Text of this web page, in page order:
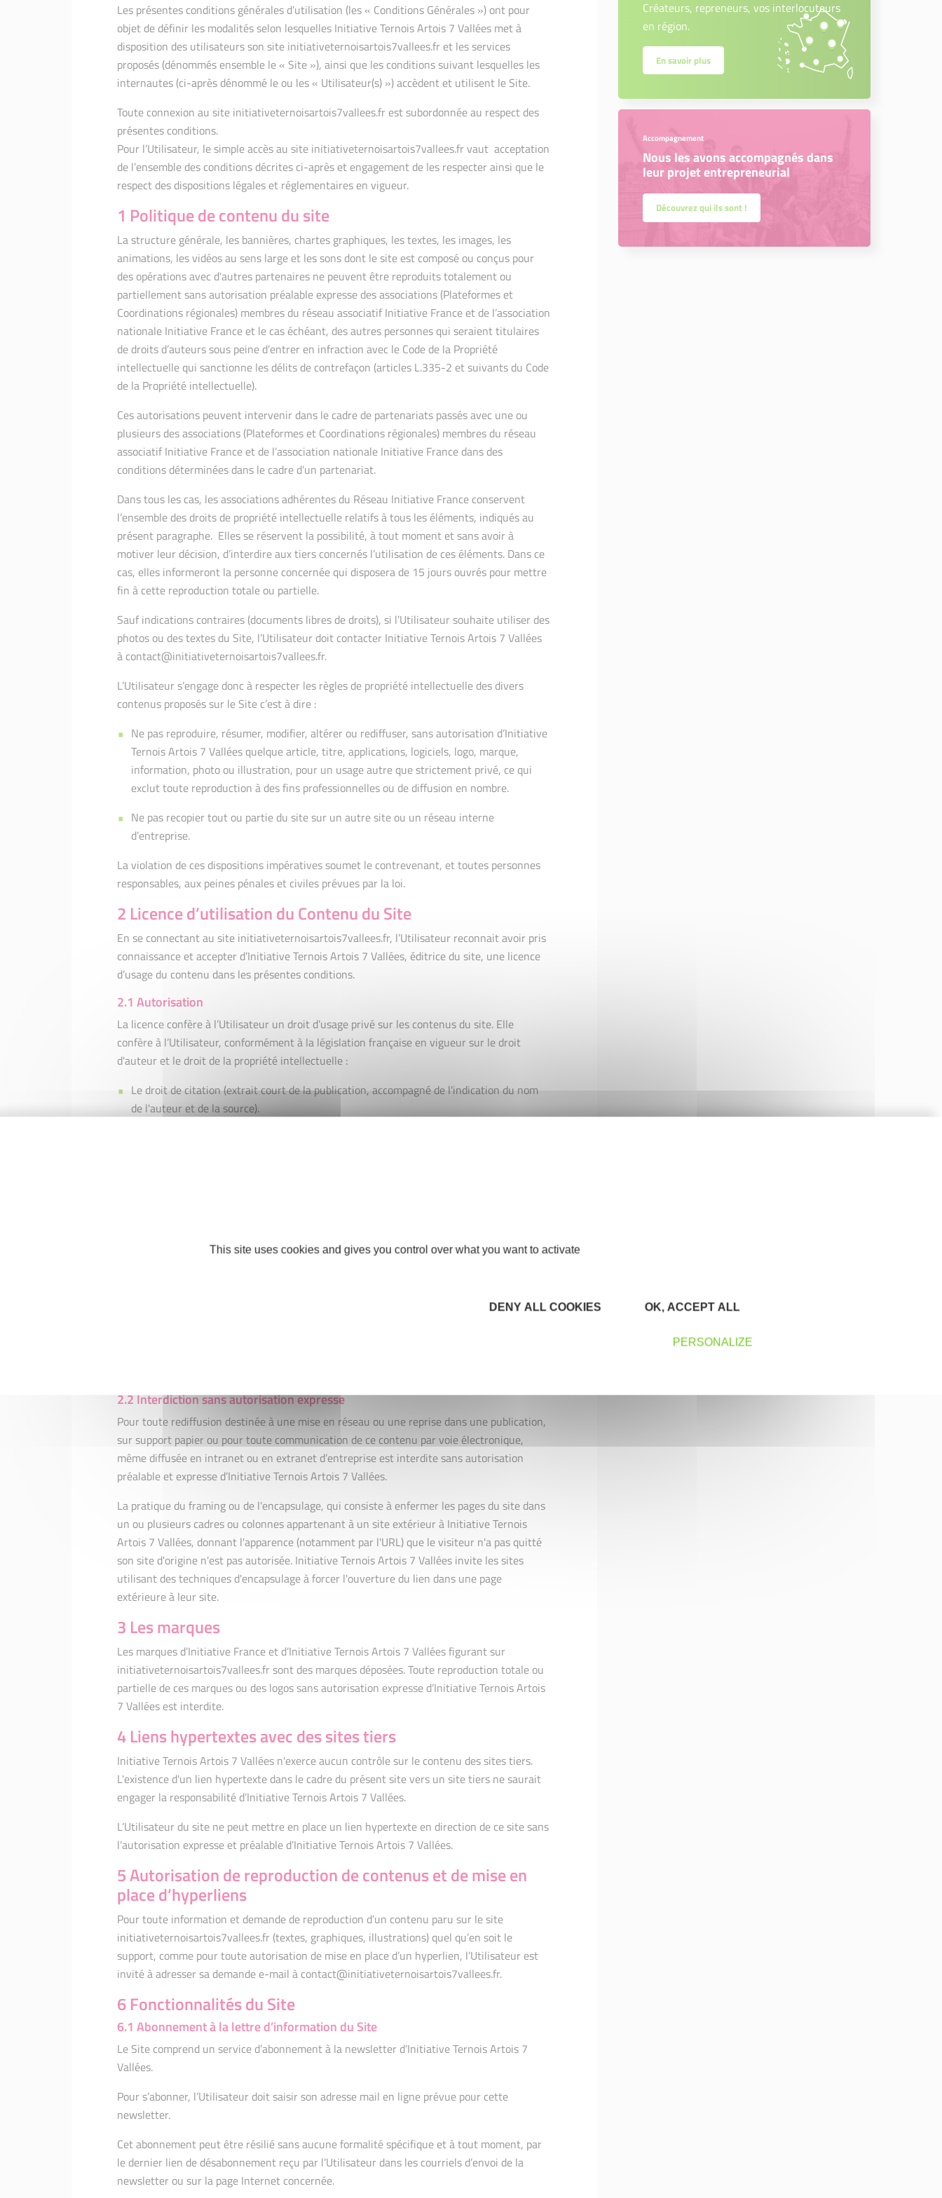
Les présentes conditions générales d’utilisation (les « Conditions Générales ») ont pour
objet de définir les modalités selon lesquelles Initiative Ternois Artois 7 Vallées met à
disposition des utilisateurs son site initiativeternoisartois7vallees.fr et les services
proposés (dénommés ensemble le « Site »), ainsi que les conditions suivant lesquelles les
internautes (ci-après dénommé le ou les « Utilisateur(s) ») accèdent et utilisent le Site.
Toute connexion au site initiativeternoisartois7vallees.fr est subordonnée au respect des
présentes conditions.
Pour l’Utilisateur, le simple accès au site initiativeternoisartois7vallees.fr vaut acceptation
de l’ensemble des conditions décrites ci-après et engagement de les respecter ainsi que le
respect des dispositions légales et réglementaires en vigueur.
1 Politique de contenu du site
La structure générale, les bannières, chartes graphiques, les textes, les images, les
animations, les vidéos au sens large et les sons dont le site est composé ou conçus pour
des opérations avec d'autres partenaires ne peuvent être reproduits totalement ou
partiellement sans autorisation préalable expresse des associations (Plateformes et
Coordinations régionales) membres du réseau associatif Initiative France et de l’association
nationale Initiative France et le cas échéant, des autres personnes qui seraient titulaires
de droits d’auteurs sous peine d’entrer en infraction avec le Code de la Propriété
intellectuelle qui sanctionne les délits de contrefaçon (articles L.335-2 et suivants du Code
de la Propriété intellectuelle).
Ces autorisations peuvent intervenir dans le cadre de partenariats passés avec une ou
plusieurs des associations (Plateformes et Coordinations régionales) membres du réseau
associatif Initiative France et de l’association nationale Initiative France dans des
conditions déterminées dans le cadre d’un partenariat.
Dans tous les cas, les associations adhérentes du Réseau Initiative France conservent
l’ensemble des droits de propriété intellectuelle relatifs à tous les éléments, indiqués au
présent paragraphe. Elles se réservent la possibilité, à tout moment et sans avoir à
motiver leur décision, d’interdire aux tiers concernés l’utilisation de ces éléments. Dans ce
cas, elles informeront la personne concernée qui disposera de 15 jours ouvrés pour mettre
fin à cette reproduction totale ou partielle.
Sauf indications contraires (documents libres de droits), si l’Utilisateur souhaite utiliser des
photos ou des textes du Site, l’Utilisateur doit contacter Initiative Ternois Artois 7 Vallées
à contact@initiativeternoisartois7vallees.fr.
L’Utilisateur s’engage donc à respecter les règles de propriété intellectuelle des divers
contenus proposés sur le Site c’est à dire :
Ne pas reproduire, résumer, modifier, altérer ou rediffuser, sans autorisation d’Initiative
Ternois Artois 7 Vallées quelque article, titre, applications, logiciels, logo, marque,
information, photo ou illustration, pour un usage autre que strictement privé, ce qui
exclut toute reproduction à des fins professionnelles ou de diffusion en nombre.
Ne pas recopier tout ou partie du site sur un autre site ou un réseau interne
d’entreprise.
La violation de ces dispositions impératives soumet le contrevenant, et toutes personnes
responsables, aux peines pénales et civiles prévues par la loi.
2 Licence d’utilisation du Contenu du Site
En se connectant au site initiativeternoisartois7vallees.fr, l’Utilisateur reconnait avoir pris
connaissance et accepter d’Initiative Ternois Artois 7 Vallées, éditrice du site, une licence
d’usage du contenu dans les présentes conditions.
2.1 Autorisation
La licence confère à l’Utilisateur un droit d’usage privé sur les contenus du site. Elle
confère à l’Utilisateur, conformément à la législation française en vigueur sur le droit
d'auteur et le droit de la propriété intellectuelle :
Le droit de citation (extrait court de la publication, accompagné de l'indication du nom
de l'auteur et de la source).
Vallées dégage cependant toute responsabilité vis-à-vis des modifications que
2.2 Interdiction sans autorisation expresse
Pour toute rediffusion destinée à une mise en réseau ou une reprise dans une publication,
sur support papier ou pour toute communication de ce contenu par voie électronique,
même diffusée en intranet ou en extranet d’entreprise est interdite sans autorisation
préalable et expresse d’Initiative Ternois Artois 7 Vallées.
La pratique du framing ou de l'encapsulage, qui consiste à enfermer les pages du site dans
un ou plusieurs cadres ou colonnes appartenant à un site extérieur à Initiative Ternois
Artois 7 Vallées, donnant l'apparence (notamment par l'URL) que le visiteur n'a pas quitté
son site d'origine n'est pas autorisée. Initiative Ternois Artois 7 Vallées invite les sites
utilisant des techniques d'encapsulage à forcer l'ouverture du lien dans une page
extérieure à leur site.
3 Les marques
Les marques d’Initiative France et d’Initiative Ternois Artois 7 Vallées figurant sur
initiativeternoisartois7vallees.fr sont des marques déposées. Toute reproduction totale ou
partielle de ces marques ou des logos sans autorisation expresse d’Initiative Ternois Artois
7 Vallées est interdite.
4 Liens hypertextes avec des sites tiers
Initiative Ternois Artois 7 Vallées n'exerce aucun contrôle sur le contenu des sites tiers.
L'existence d'un lien hypertexte dans le cadre du présent site vers un site tiers ne saurait
engager la responsabilité d’Initiative Ternois Artois 7 Vallées.
L’Utilisateur du site ne peut mettre en place un lien hypertexte en direction de ce site sans
l’autorisation expresse et préalable d’Initiative Ternois Artois 7 Vallées.
5 Autorisation de reproduction de contenus et de mise en
place d’hyperliens
Pour toute information et demande de reproduction d’un contenu paru sur le site
initiativeternoisartois7vallees.fr (textes, graphiques, illustrations) quel qu’en soit le
support, comme pour toute autorisation de mise en place d’un hyperlien, l’Utilisateur est
invité à adresser sa demande e-mail à contact@initiativeternoisartois7vallees.fr.
6 Fonctionnalités du Site
6.1 Abonnement à la lettre d’information du Site
Le Site comprend un service d’abonnement à la newsletter d’Initiative Ternois Artois 7
Vallées.
Pour s’abonner, l’Utilisateur doit saisir son adresse mail en ligne prévue pour cette
newsletter.
Cet abonnement peut être résilié sans aucune formalité spécifique et à tout moment, par
le dernier lien de désabonnement reçu par l’Utilisateur dans les courriels d’envoi de la
newsletter ou sur la page Internet concernée.
Créateurs, repreneurs, vos interlocuteurs
en région.
En savoir plus
Accompagnement
Nous les avons accompagnés dans
leur projet entrepreneurial
Découvrez qui ils sont !
This site uses cookies and gives you control over what you want to activate
OK, ACCEPT ALL
DENY ALL COOKIES
PERSONALIZE